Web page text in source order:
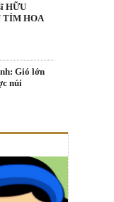
HỮU
TÍM HOA
Gió lớn
núi